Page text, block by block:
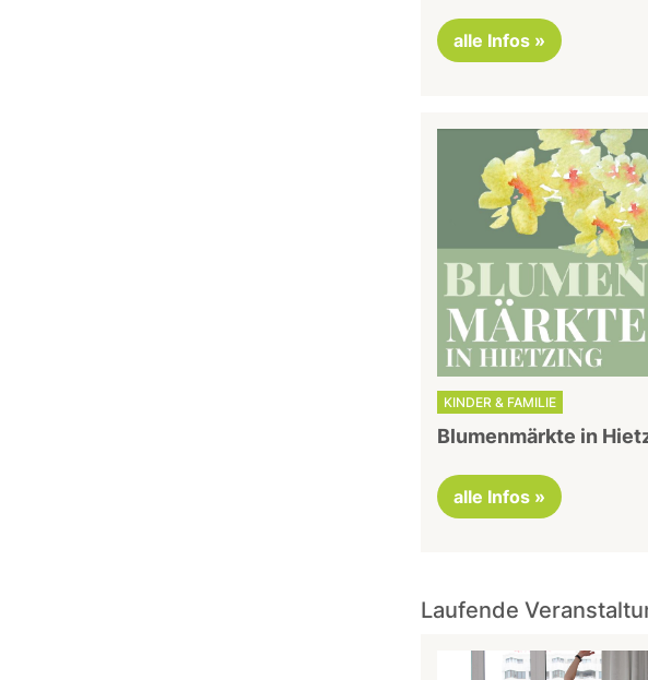
alle Infos »
KINDER & FAMILIE
Blumenmärkte in
alle Infos »
Laufende